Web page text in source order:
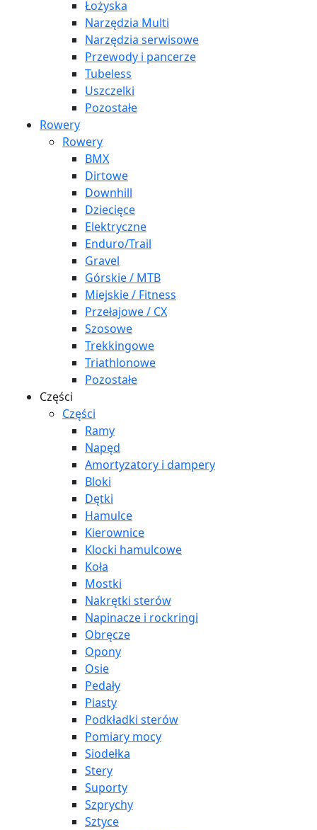
Łożyska
Narzędzia Multi
Narzędzia serwisowe
Przewody i pancerze
Tubeless
Uszczelki
Pozostałe
Rowery
Rowery
BMX
Dirtowe
Downhill
Dziecięce
Elektryczne
Enduro/Trail
Gravel
Górskie / MTB
Miejskie / Fitness
Przełajowe / CX
Szosowe
Trekkingowe
Triathlonowe
Pozostałe
Części
Części
Ramy
Napęd
Amortyzatory i dampery
Bloki
Dętki
Hamulce
Kierownice
Klocki hamulcowe
Koła
Mostki
Nakrętki sterów
Napinacze i rockringi
Obręcze
Opony
Osie
Pedały
Piasty
Podkładki sterów
Pomiary mocy
Siodełka
Stery
Suporty
Szprychy
Sztyce